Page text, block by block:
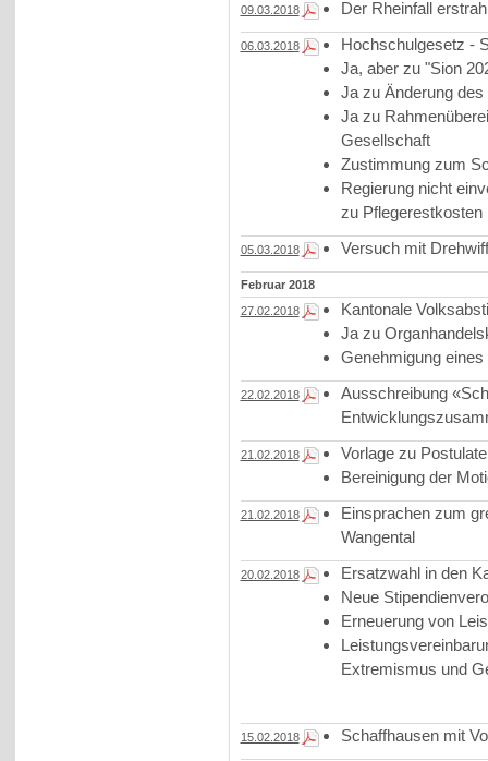
09.03.2018 Der Rheinfall
06.03.2018
Hochschulgesetz -
Ja, aber zu "Sion
Ja zu Änderung
Ja zu
Gesellschaft
Zustimmung zum
Regierung nicht
zu Pflegerestkosten
05.03.2018 Versuch mit
Februar 2018
27.02.2018
Kantonale
Ja zu
Genehmigung
22.02.2018
Ausschreibung
21.02.2018
Vorlage zu
Bereinigung der
21.02.2018
Einsprachen zum
Wangental
20.02.2018
Ersatzwahl in den
Neue
Erneuerung von
Extremismus und
15.02.2018 Schaffhausen mit